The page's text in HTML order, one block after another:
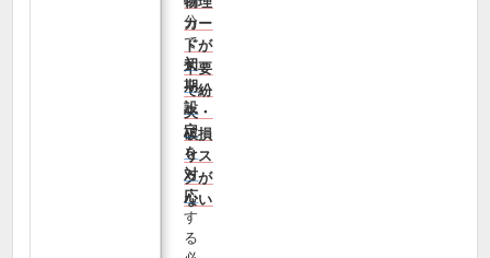
カー
ドが
不要
で紛
失・
破損
リス
クが
ない
分
で
初
期
設
定
を
対
応
す
る